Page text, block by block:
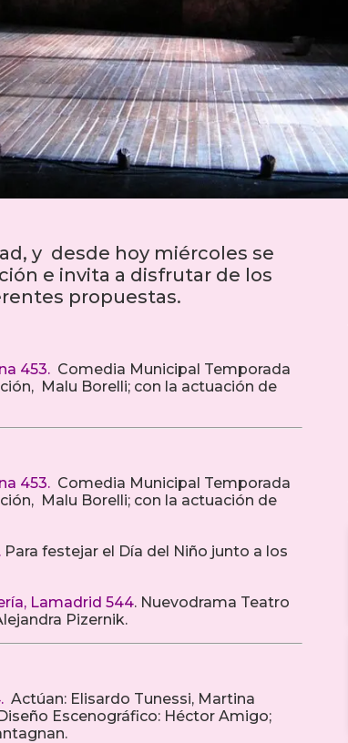
y desde hoy miércoles se
e invita a disfrutar de los
propuestas.
453. Comedia Municipal Temporada
Malu Borelli; con la actuación de
453. Comedia Municipal Temporada
Malu Borelli; con la actuación de
Para festejar el Día del Niño junto a los
Lamadrid 544. Nuevodrama Teatro
Pizernik.
Actúan: Elisardo Tunessi, Martina
Escenográfico: Héctor Amigo;